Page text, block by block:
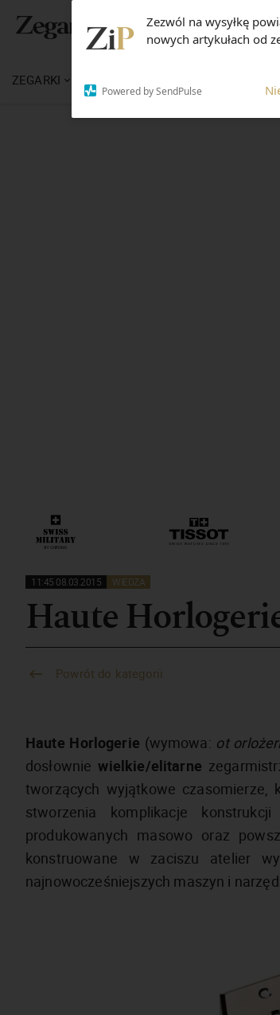
Zezwól na wysyłkę
nowych artykułach od
Powered by SendPulse
ZEGARKI
11:45 08.03.2015 WIEDZA
Haute
Powrót do kategorii
Haute Horlogerie (wymowa: ot
dosłowniewielkie/elitarne
tworzących wyjątkowe czasomierze,
stworzenia komplikacje
produkowanych masowo oraz
konstruowane w zaciszu atelier
najnowocześniejszych maszyn i